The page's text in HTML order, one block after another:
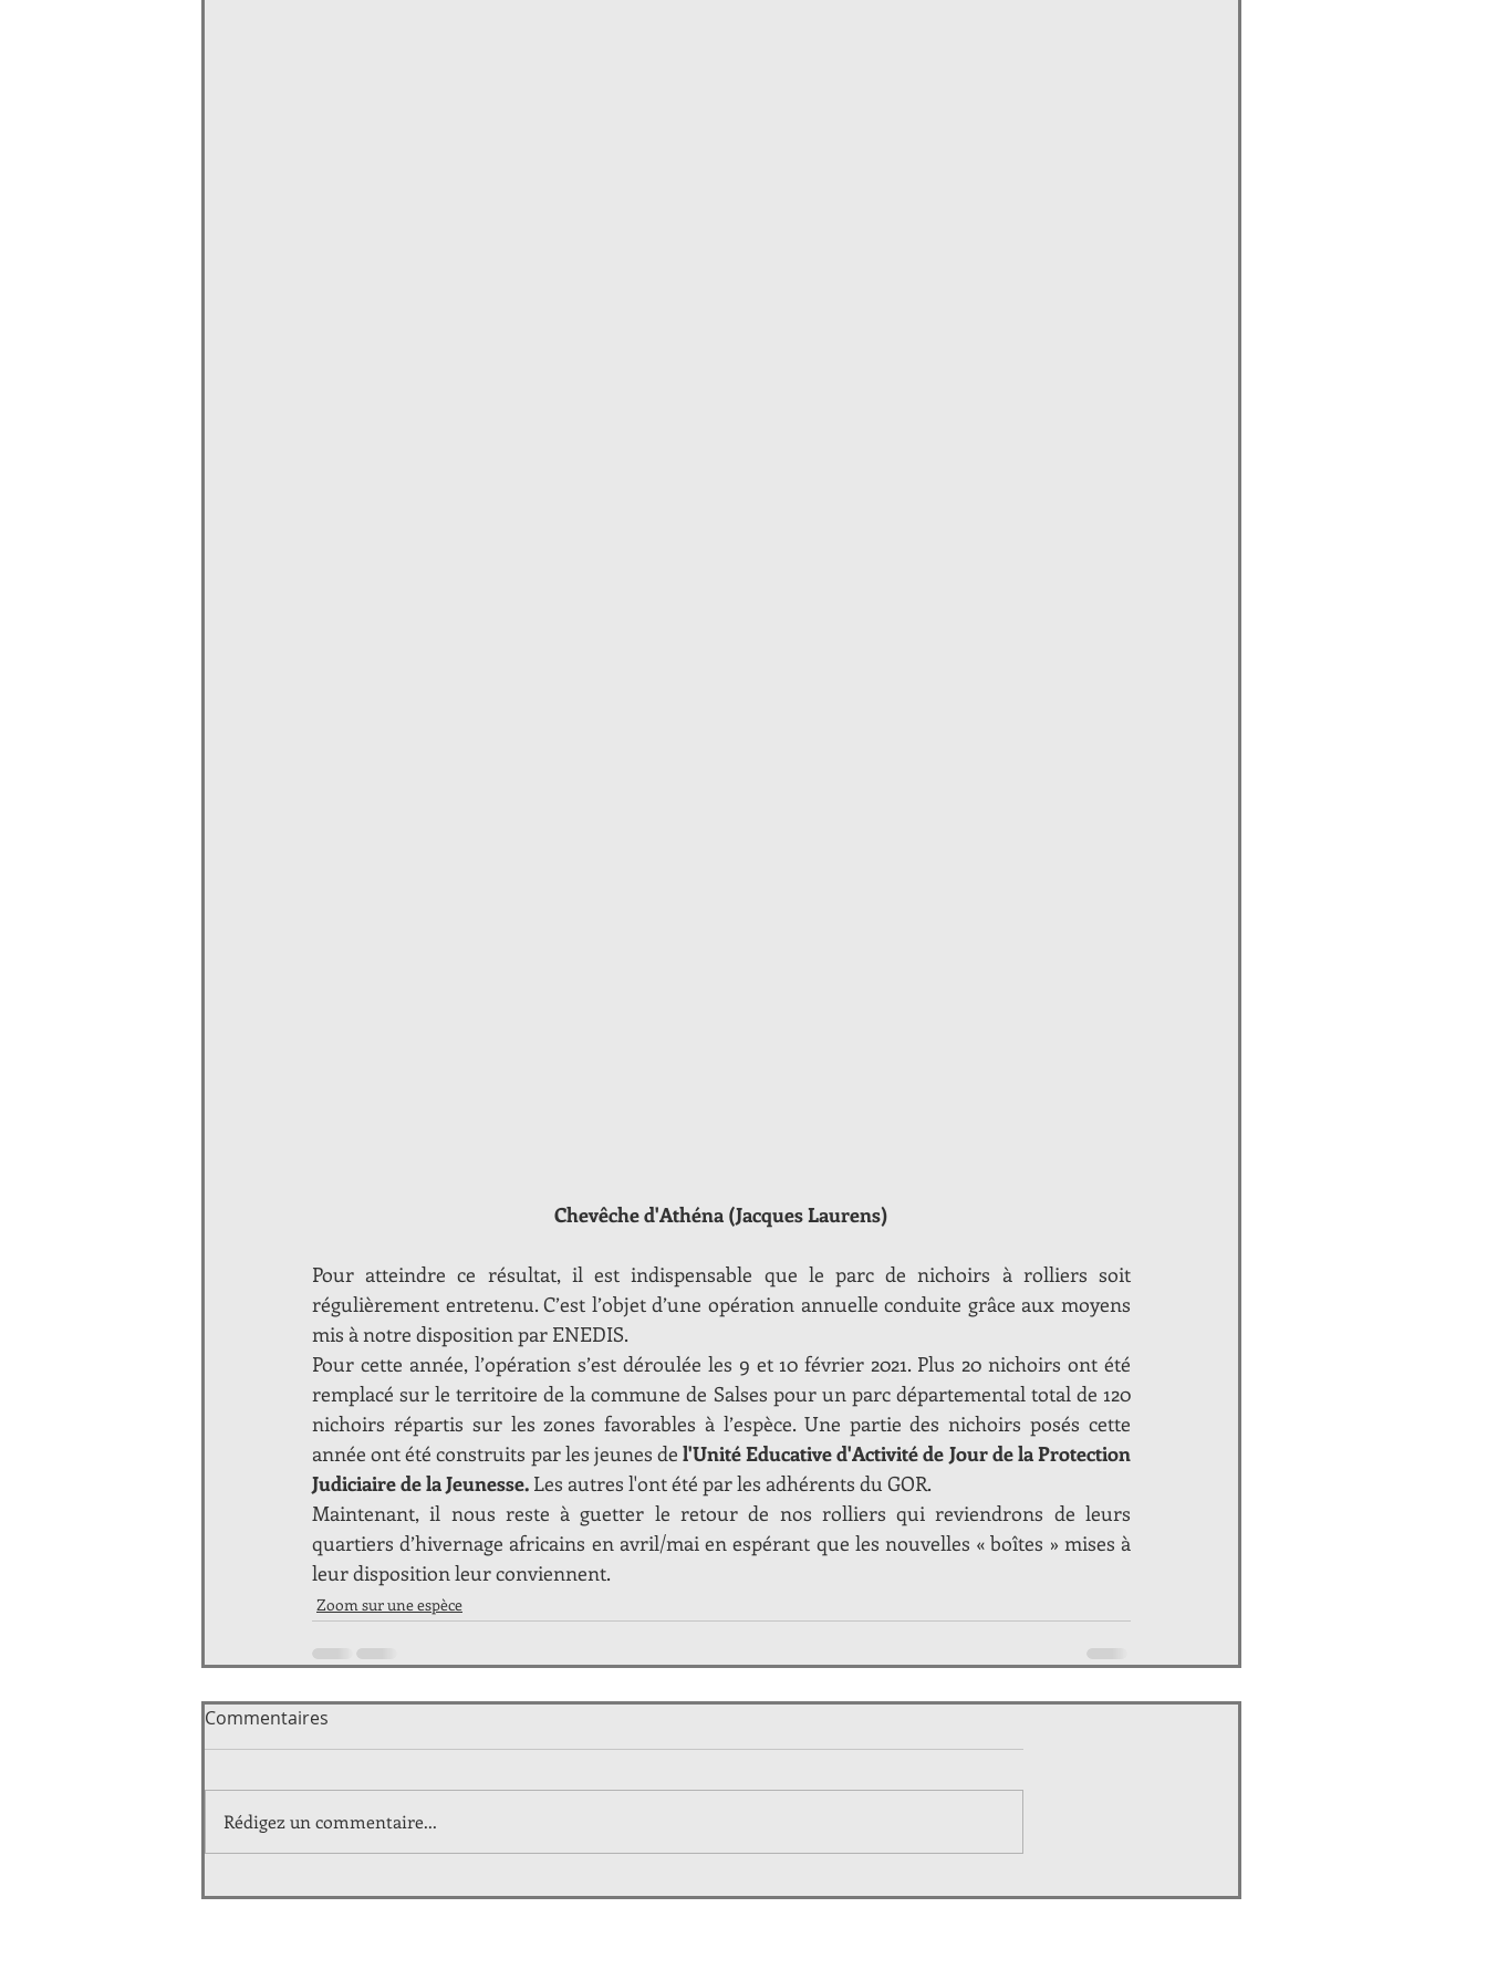
Chevêche d'Athéna (Jacques Laurens)
Pour atteindre ce résultat, il est indispensable que le parc de nichoirs à rolliers soit
régulièrement entretenu. C’est l’objet d’une opération annuelle conduite grâce aux moyens
mis à notre disposition par ENEDIS.
Pour cette année, l’opération s’est déroulée les 9 et 10 février 2021. Plus 20 nichoirs ont été
remplacé sur le territoire de la commune de Salses pour un parc départemental total de 120
nichoirs répartis sur les zones favorables à l’espèce. Une partie des nichoirs posés cette
année ont été construits par les jeunes de l'Unité Educative d'Activité de Jour de la Protection
Judiciaire de la Jeunesse. Les autres l'ont été par les adhérents du GOR.
Maintenant, il nous reste à guetter le retour de nos rolliers qui reviendrons de leurs
quartiers d’hivernage africains en avril/mai en espérant que les nouvelles « boîtes » mises à
leur disposition leur conviennent.
Zoom sur une espèce
Commentaires
Rédigez un commentaire...